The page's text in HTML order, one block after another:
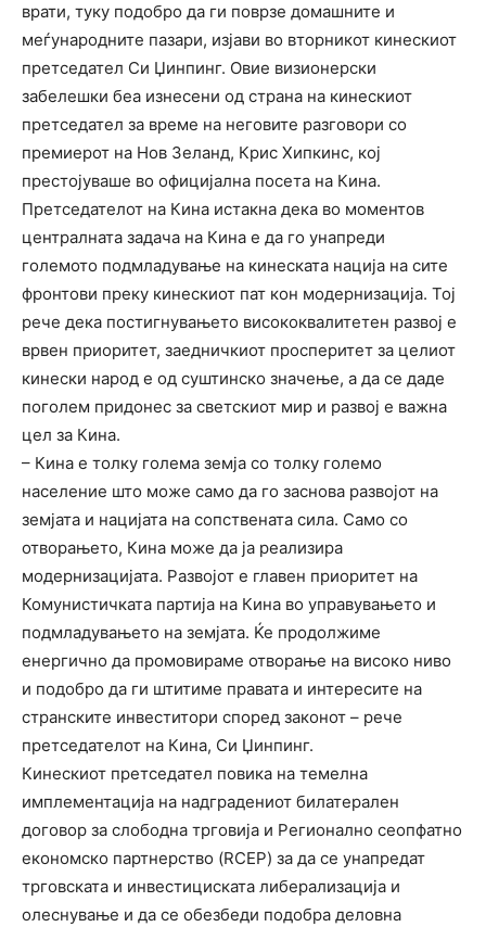
врати, туку подобро да ги поврзе домашните и
меѓународните пазари, изјави во вторникот кинескиот
претседател Си Џинпинг. Овие визионерски
забелешки беа изнесени од страна на кинескиот
претседател за време на неговите разговори со
премиерот на Нов Зеланд, Крис Хипкинс, кој
престојуваше во официјална посета на Кина.
Претседателот на Кина истакна дека во моментов
централната задача на Кина е да го унапреди
големото подмладување на кинеската нација на сите
фронтови преку кинескиот пат кон модернизација. Тој
рече дека постигнувањето висококвалитетен развој е
врвен приоритет, заедничкиот просперитет за целиот
кинески народ е од суштинско значење, а да се даде
поголем придонес за светскиот мир и развој е важна
цел за Кина.
– Кина е толку голема земја со толку големо
население што може само да го заснова развојот на
земјата и нацијата на сопствената сила. Само со
отворањето, Кина може да ја реализира
модернизацијата. Развојот е главен приоритет на
Комунистичката партија на Кина во управувањето и
подмладувањето на земјата. Ќе продолжиме
енергично да промовираме отворање на високо ниво
и подобро да ги штитиме правата и интересите на
странските инвеститори според законот – рече
претседателот на Кина, Си Џинпинг.
Кинескиот претседател повика на темелна
имплементација на надградениот билатерален
договор за слободна трговија и Регионално сеопфатно
економско партнерство (RCEP) за да се унапредат
трговската и инвестициската либерализација и
олеснување и да се обезбеди подобра деловна